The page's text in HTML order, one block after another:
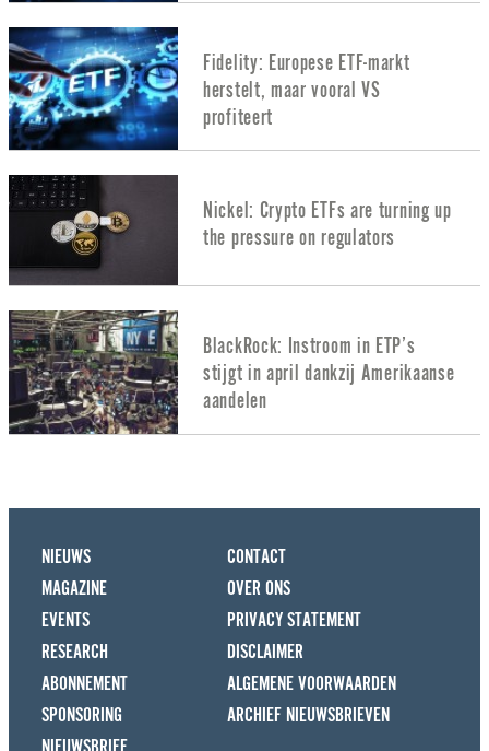
Fidelity: Europese ETF-markt
herstelt, maar vooral VS
profiteert
Nickel: Crypto ETFs are turning up
the pressure on regulators
BlackRock: Instroom in ETP’s
stijgt in april dankzij Amerikaanse
aandelen
NIEUWS
MAGAZINE
EVENTS
RESEARCH
ABONNEMENT
SPONSORING
CONTACT
OVER ONS
PRIVACY STATEMENT
DISCLAIMER
ALGEMENE VOORWAARDEN
ARCHIEF NIEUWSBRIEVEN